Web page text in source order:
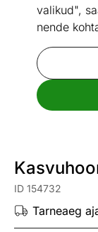
valikud",
nende
ID 154732
Tarneaeg